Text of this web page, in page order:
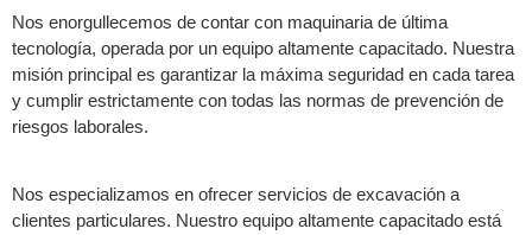
Nos enorgullecemos de contar con maquinaria de última
tecnología, operada por un equipo altamente capacitado. Nuestra
misión principal es garantizar la máxima seguridad en cada tarea
y cumplir estrictamente con todas las normas de prevención de
riesgos laborales.
Nos especializamos en ofrecer servicios de excavación a
clientes particulares. Nuestro equipo altamente capacitado está